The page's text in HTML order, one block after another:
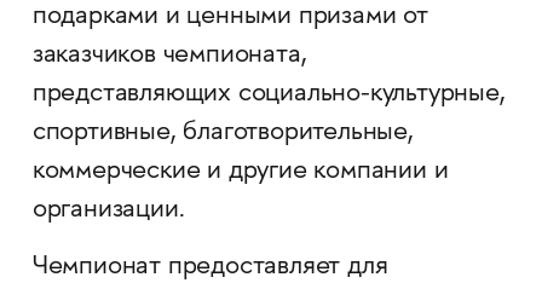
подарками и ценными призами от
заказчиков чемпионата,
представляющих социально-культурные,
спортивные, благотворительные,
коммерческие и другие компании и
организации.
Чемпионат предоставляет для